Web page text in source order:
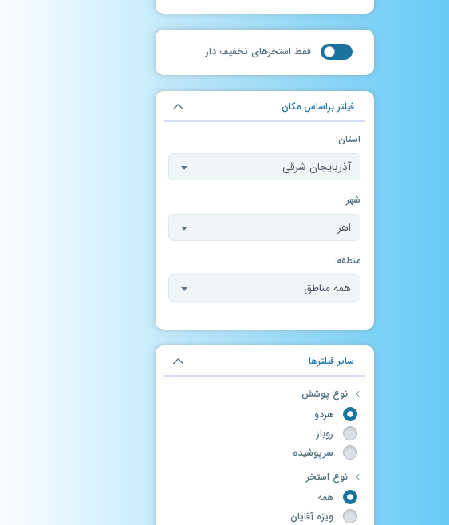
فقط استخر‌های تخفیف دار
فیلتر براساس مکان
استان:
آذربایجان شرقی
شهر:
اهر
منطقه:
همه مناطق
سایر فیلترها
نوع پوشش
هردو
روباز
سرپوشیده
نوع استخر
همه
ویژه آقایان